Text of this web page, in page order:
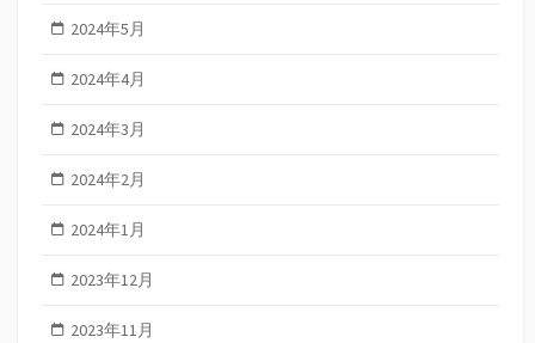
2024年5月
2024年4月
2024年3月
2024年2月
2024年1月
2023年12月
2023年11月